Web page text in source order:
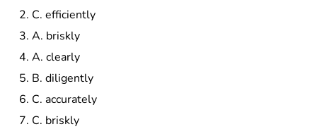
C. efficiently
A. briskly
A. clearly
B. diligently
C. accurately
C. briskly